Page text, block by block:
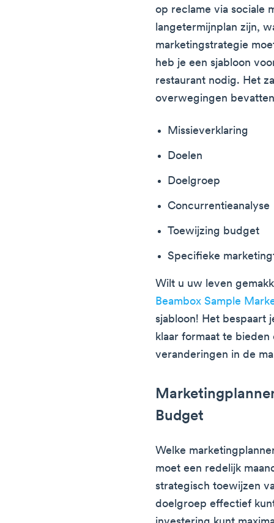
op reclame via sociale
langetermijnplan zijn,
marketingstrategie
heb je een sjabloon
restaurant nodig. Het
overwegingen
Missieverklaring
Doelen
Doelgroep
Concurrentieanalyse
Toewijzing budget
Specifieke
Wilt u uw leven
Beambox Sample
sjabloon! Het bespaart
klaar formaat te bieden
veranderingen in de
Budget
Welke
moet een redelijk
strategisch toewijzen
doelgroep effectief